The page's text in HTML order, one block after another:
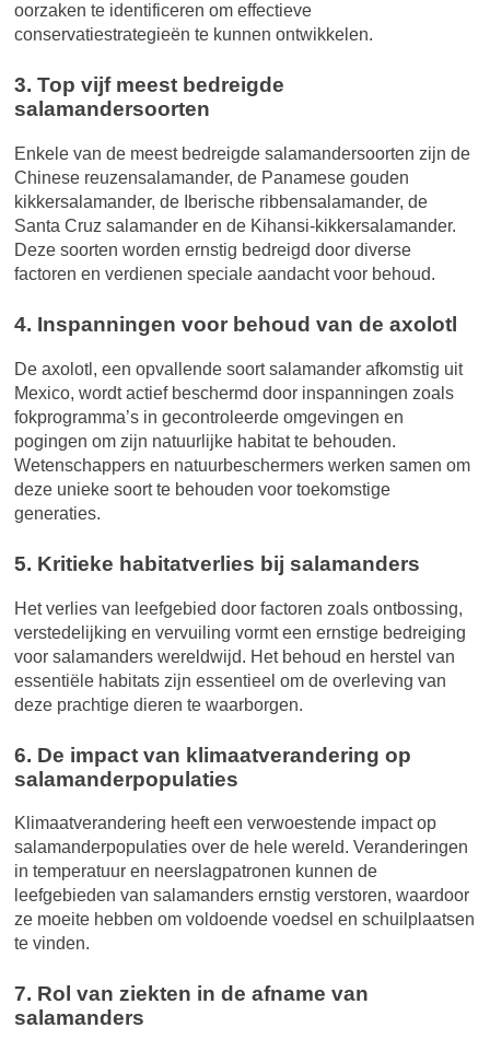
oorzaken te identificeren om effectieve
conservatiestrategieën te kunnen ontwikkelen.
3. Top vijf meest bedreigde
salamandersoorten
Enkele van de meest bedreigde salamandersoorten zijn de
Chinese reuzensalamander, de Panamese gouden
kikkersalamander, de Iberische ribbensalamander, de
Santa Cruz salamander en de Kihansi-kikkersalamander.
Deze soorten worden ernstig bedreigd door diverse
factoren en verdienen speciale aandacht voor behoud.
4. Inspanningen voor behoud van de axolotl
De axolotl, een opvallende soort salamander afkomstig uit
Mexico, wordt actief beschermd door inspanningen zoals
fokprogramma’s in gecontroleerde omgevingen en
pogingen om zijn natuurlijke habitat te behouden.
Wetenschappers en natuurbeschermers werken samen om
deze unieke soort te behouden voor toekomstige
generaties.
5. Kritieke habitatverlies bij salamanders
Het verlies van leefgebied door factoren zoals ontbossing,
verstedelijking en vervuiling vormt een ernstige bedreiging
voor salamanders wereldwijd. Het behoud en herstel van
essentiële habitats zijn essentieel om de overleving van
deze prachtige dieren te waarborgen.
6. De impact van klimaatverandering op
salamanderpopulaties
Klimaatverandering heeft een verwoestende impact op
salamanderpopulaties over de hele wereld. Veranderingen
in temperatuur en neerslagpatronen kunnen de
leefgebieden van salamanders ernstig verstoren, waardoor
ze moeite hebben om voldoende voedsel en schuilplaatsen
te vinden.
7. Rol van ziekten in de afname van
salamanders